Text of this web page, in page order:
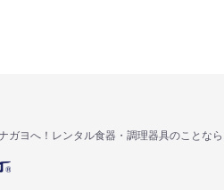
ヨへ！レンタル食器・調理器具のことなら